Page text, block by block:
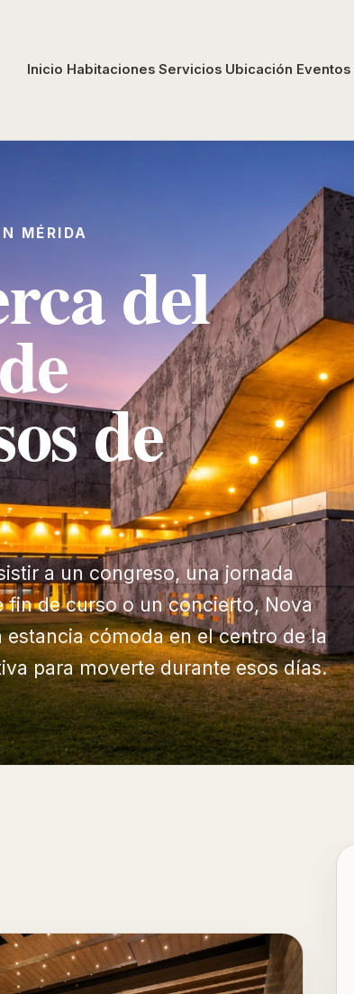
Inicio Habitaciones Servicios Ubicación Eventos
MÉRIDA
del
de
a un congreso, una jornada
fin de curso o un concierto, Nova
cómoda en el centro de la
para moverte durante esos días.